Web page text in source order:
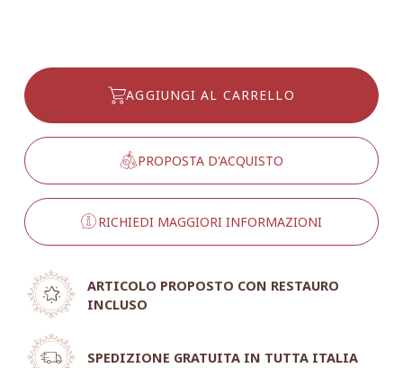
AGGIUNGI AL CARRELLO
PROPOSTA D'ACQUISTO
RICHIEDI MAGGIORI INFORMAZIONI
ARTICOLO PROPOSTO CON RESTAURO
INCLUSO
SPEDIZIONE GRATUITA IN TUTTA ITALIA